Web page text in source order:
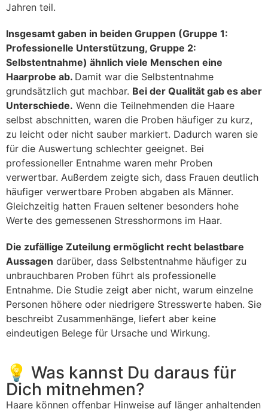
Jahren teil.
Insgesamt gaben in beiden Gruppen (Gruppe 1:
Professionelle Unterstützung, Gruppe 2:
Selbstentnahme) ähnlich viele Menschen eine
Haarprobe ab. Damit war die Selbstentnahme
grundsätzlich gut machbar. Bei der Qualität gab es aber
Unterschiede. Wenn die Teilnehmenden die Haare
selbst abschnitten, waren die Proben häufiger zu kurz,
zu leicht oder nicht sauber markiert. Dadurch waren sie
für die Auswertung schlechter geeignet. Bei
professioneller Entnahme waren mehr Proben
verwertbar. Außerdem zeigte sich, dass Frauen deutlich
häufiger verwertbare Proben abgaben als Männer.
Gleichzeitig hatten Frauen seltener besonders hohe
Werte des gemessenen Stresshormons im Haar.
Die zufällige Zuteilung ermöglicht recht belastbare
Aussagen darüber, dass Selbstentnahme häufiger zu
unbrauchbaren Proben führt als professionelle
Entnahme. Die Studie zeigt aber nicht, warum einzelne
Personen höhere oder niedrigere Stresswerte haben. Sie
beschreibt Zusammenhänge, liefert aber keine
eindeutigen Belege für Ursache und Wirkung.
💡 Was kannst Du daraus für
Dich mitnehmen?
Haare können offenbar Hinweise auf länger anhaltenden